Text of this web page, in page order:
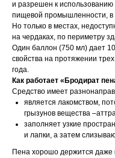
и разрешен к
пищевой промышленности, в
Но только в местах,
на чердаках, по периметру
Один баллон (750 мл) дает
свойства на протяжении
года.
Как работает «Бродират
Средство имеет
является лакомством,
грызунов вещества
заполняет узкие
и лапки, а затем
Пена хорошо держится даже